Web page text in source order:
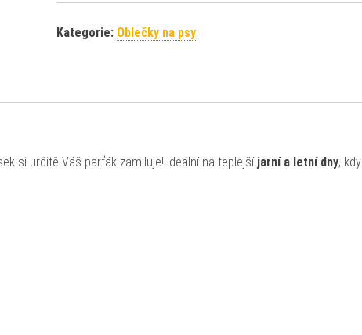
Kategorie: Oblečky na psy
si určitě Váš parťák zamiluje! Ideální na teplejší jarní a letní dny, kdy